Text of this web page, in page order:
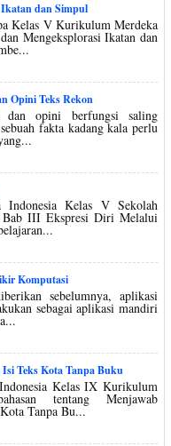
dan Simpul
Kelas V Kurikulum Merdeka
Mengeksplorasi Ikatan dan
Opini Teks Rekon
opini berfungsi saling
fakta kadang kala perlu
Indonesia Kelas V Sekolah
III Ekspresi Diri Melalui
Komputasi
sebelumnya, aplikasi
sebagai aplikasi mandiri
Teks Kota Tanpa Buku
Kelas IX Kurikulum
tentang Menjawab
Tanpa Bu...